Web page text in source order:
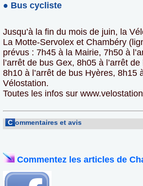
● Bus cycliste
Jusqu’à la fin du mois de juin, la
La Motte-Servolex et Chambéry
prévus : 7h45 à la Mairie, 7h50 à
l’arrêt de bus Gex, 8h05 à l’arrêt
8h10 à l’arrêt de bus Hyères, 8h15
Vélostation.
Toutes les infos sur
C ommentaires et avis
Commentez les articles de